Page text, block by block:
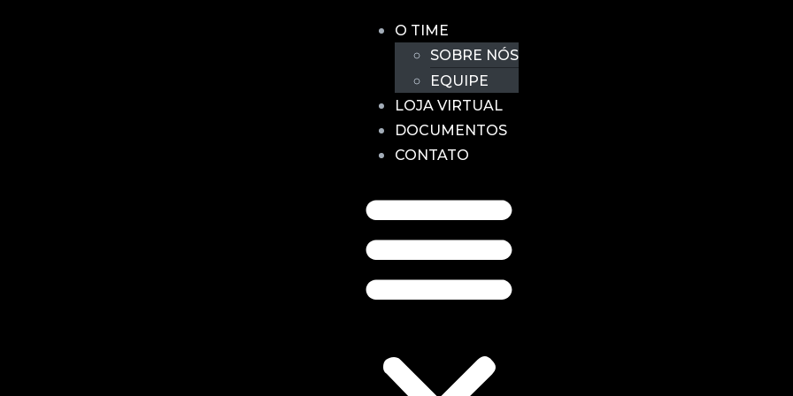
O TIME
SOBRE NÓS
EQUIPE
LOJA VIRTUAL
DOCUMENTOS
CONTATO